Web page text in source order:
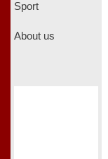
Sport
About us